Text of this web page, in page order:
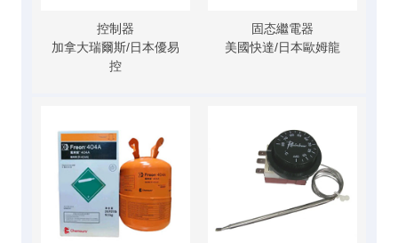
控制器
加拿大瑞爾斯/日本優易
控
固态繼電器
美國快達/日本歐姆龍